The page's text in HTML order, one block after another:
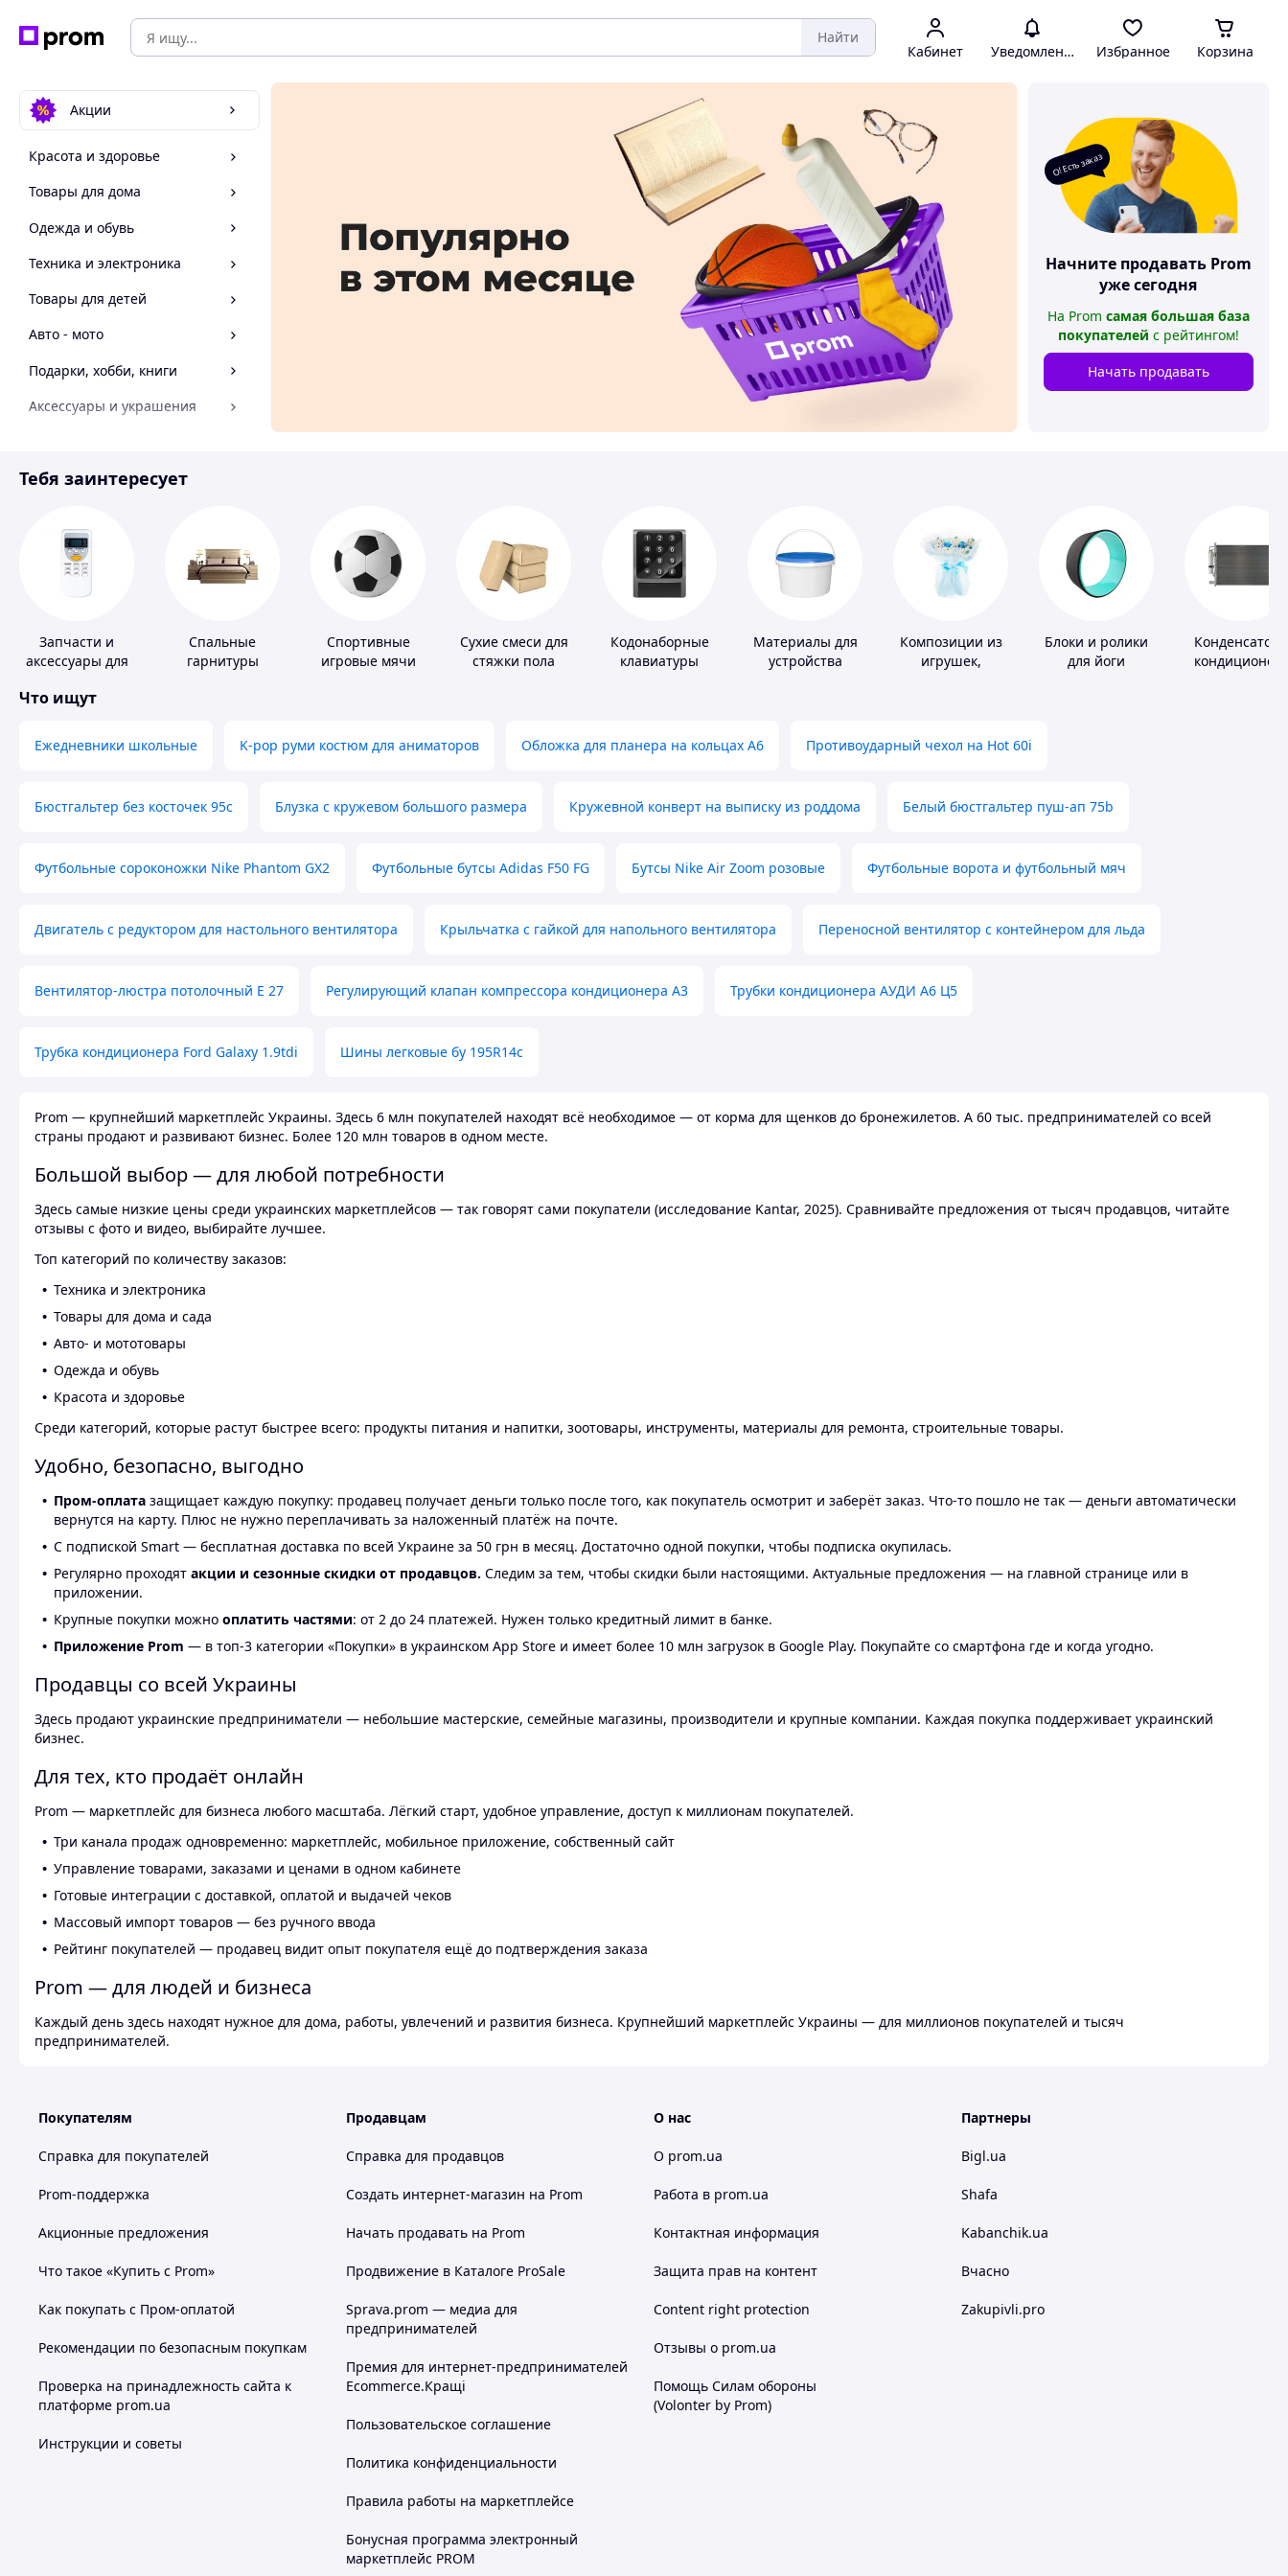
Найти
Кабинет Уведомления Избранное Корзина
Акции
Красота и здоровье
Товары для дома
Одежда и обувь
Техника и электроника
Товары для детей
Авто - мото
Подарки, хобби, книги
Аксессуары и украшения
Спорт и отдых
О! Есть заказ
Начните продавать Prom
уже сегодня
На Prom самая большая база
покупателей с рейтингом!
Начать продавать
Тебя заинтересует
Запчасти и
аксессуары для
кондиционеров
Спальные
гарнитуры
Спортивные
игровые мячи
Сухие смеси для
стяжки пола
Кодонаборные
клавиатуры
Материалы для
устройства
Композиции из
игрушек,
Блоки и ролики
для йоги
Что ищут
Ежедневники школьные K-pop руми костюм для аниматоров Обложка для планера на кольцах А6 Противоударный чехол на Hot 60i
Бюстгальтер без косточек 95с Блузка с кружевом большого размера Кружевной конверт на выписку из роддома Белый бюстгальтер пуш-ап 75b
Футбольные сороконожки Nike Phantom GX2 Футбольные бутсы Adidas F50 FG Бутсы Nike Air Zoom розовые Футбольные ворота и футбольный мяч
Двигатель с редуктором для настольного вентилятора Крыльчатка с гайкой для напольного вентилятора Переносной вентилятор с контейнером для льда
Вентилятор-люстра потолочный E 27 Регулирующий клапан компрессора кондиционера А3 Трубки кондиционера АУДИ А6 Ц5
Трубка кондиционера Ford Galaxy 1.9tdi Шины легковые бу 195R14c
Prom — крупнейший маркетплейс Украины. Здесь 6 млн покупателей находят всё необходимое — от корма для щенков до бронежилетов. А 60 тыс. предпринимателей со всей
страны продают и развивают бизнес. Более 120 млн товаров в одном месте.
Большой выбор — для любой потребности
Здесь самые низкие цены среди украинских маркетплейсов — так говорят сами покупатели (исследование Kantar, 2025). Сравнивайте предложения от тысяч продавцов, читайте
отзывы с фото и видео, выбирайте лучшее.
Топ категорий по количеству заказов:
Техника и электроника
Товары для дома и сада
Авто- и мототовары
Одежда и обувь
Красота и здоровье
Среди категорий, которые растут быстрее всего: продукты питания и напитки, зоотовары, инструменты, материалы для ремонта, строительные товары.
Удобно, безопасно, выгодно
Пром-оплата защищает каждую покупку: продавец получает деньги только после того, как покупатель осмотрит и заберёт заказ. Что-то пошло не так — деньги автоматически
вернутся на карту. Плюс не нужно переплачивать за наложенный платёж на почте.
С подпиской Smart — бесплатная доставка по всей Украине за 50 грн в месяц. Достаточно одной покупки, чтобы подписка окупилась.
Регулярно проходят акции и сезонные скидки от продавцов. Следим за тем, чтобы скидки были настоящими. Актуальные предложения — на главной странице или в
приложении.
Крупные покупки можно оплатить частями: от 2 до 24 платежей. Нужен только кредитный лимит в банке.
Приложение Prom — в топ-3 категории «Покупки» в украинском App Store и имеет более 10 млн загрузок в Google Play. Покупайте со смартфона где и когда угодно.
Продавцы со всей Украины
Здесь продают украинские предприниматели — небольшие мастерские, семейные магазины, производители и крупные компании. Каждая покупка поддерживает украинский
бизнес.
Для тех, кто продаёт онлайн
Prom — маркетплейс для бизнеса любого масштаба. Лёгкий старт, удобное управление, доступ к миллионам покупателей.
Три канала продаж одновременно: маркетплейс, мобильное приложение, собственный сайт
Управление товарами, заказами и ценами в одном кабинете
Готовые интеграции с доставкой, оплатой и выдачей чеков
Массовый импорт товаров — без ручного ввода
Рейтинг покупателей — продавец видит опыт покупателя ещё до подтверждения заказа
Prom — для людей и бизнеса
Каждый день здесь находят нужное для дома, работы, увлечений и развития бизнеса. Крупнейший маркетплейс Украины — для миллионов покупателей и тысяч
предпринимателей.
Покупателям
Справка для покупателей
Prom-поддержка
Акционные предложения
Что такое «Купить с Prom»
Как покупать с Пром-оплатой
Рекомендации по безопасным покупкам
Проверка на принадлежность сайта к
платформе prom.ua
Инструкции и советы
Продавцам
Справка для продавцов
Создать интернет-магазин на Prom
Начать продавать на Prom
Продвижение в Каталоге ProSale
Sprava.prom — медиа для
предпринимателей
Премия для интернет-предпринимателей
Ecommerce.Кращі
Пользовательское соглашение
Политика конфиденциальности
Правила работы на маркетплейсе
Бонусная программа электронный
маркетплейс PROM
О нас
О prom.ua
Работа в prom.ua
Контактная информация
Защита прав на контент
Content right protection
Отзывы о prom.ua
Помощь Силам обороны
(Volonter by Prom)
Партнеры
Bigl.ua
Shafa
Kabanchik.ua
Вчасно
Zakupivli.pro